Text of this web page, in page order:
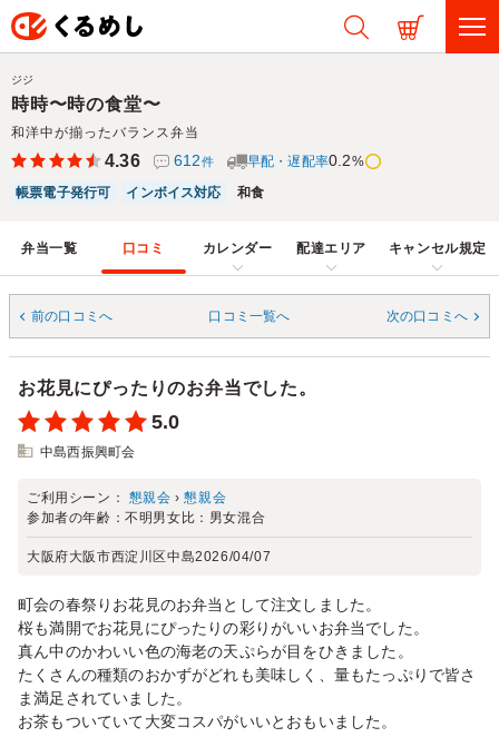
時時〜時の食堂〜
和洋中が揃ったバランス弁当
ジジ
4.36 612件 早配・遅配率0.2%
帳票電子発行可
インボイス対応 和食
弁当一覧 口コミ カレンダー 配達エリア キャンセル規定
前の口コミへ 口コミ一覧へ 次の口コミへ
お花見にぴったりのお弁当でした。
5.0
中島西振興町会
ご利用シーン： 懇親会 ›懇親会
参加者の年齢：不明 男女比： 男女混合
大阪府大阪市西淀川区中島2026/04/07
町会の春祭りお花見のお弁当として注文しました。
桜も満開でお花見にぴったりの彩りがいいお弁当でした。
真ん中のかわいい色の海老の天ぷらが目をひきました。
たくさんの種類のおかずがどれも美味しく、量もたっぷりで皆さ
ま満足されていました。
お茶もついていて大変コスパがいいとおもいました。